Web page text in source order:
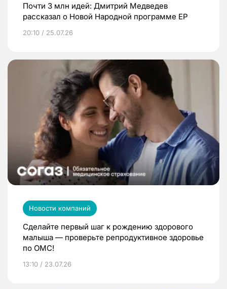
Почти 3 млн идей: Дмитрий Медведев
рассказал о Новой Народной программе ЕР
20:10 / 25.07.26
Новости компаний
Сделайте первый шаг к рождению здорового
малыша — проверьте репродуктивное здоровье
по ОМС!
13:10 / 23.07.26